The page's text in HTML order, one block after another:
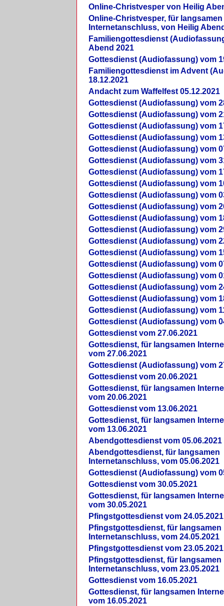
Online-Christvesper von Heilig
Online-Christvesper, für langsamen
Internetanschluss, von Heilig
Familiengottesdienst
Abend 2021
Gottesdienst (Audiofassung) vom
Familiengottesdienst im Advent
18.12.2021
Andacht zum Waffelfest 05.12.2021
Gottesdienst (Audiofassung) vom
Gottesdienst (Audiofassung) vom
Gottesdienst (Audiofassung) vom
Gottesdienst (Audiofassung) vom
Gottesdienst (Audiofassung) vom
Gottesdienst (Audiofassung) vom
Gottesdienst (Audiofassung) vom
Gottesdienst (Audiofassung) vom
Gottesdienst (Audiofassung) vom
Gottesdienst (Audiofassung) vom
Gottesdienst (Audiofassung) vom
Gottesdienst (Audiofassung) vom
Gottesdienst (Audiofassung) vom
Gottesdienst (Audiofassung) vom
Gottesdienst (Audiofassung) vom
Gottesdienst (Audiofassung) vom
Gottesdienst (Audiofassung) vom
Gottesdienst (Audiofassung) vom
Gottesdienst (Audiofassung) vom
Gottesdienst (Audiofassung) vom
Gottesdienst vom 27.06.2021
Gottesdienst, für langsamen
vom 27.06.2021
Gottesdienst (Audiofassung) vom
Gottesdienst vom 20.06.2021
Gottesdienst, für langsamen
vom 20.06.2021
Gottesdienst vom 13.06.2021
Gottesdienst, für langsamen
vom 13.06.2021
Abendgottesdienst vom 05.06.2021
Abendgottesdienst, für langsamen
Internetanschluss, vom 05.06.2021
Gottesdienst (Audiofassung) vom
Gottesdienst vom 30.05.2021
Gottesdienst, für langsamen
vom 30.05.2021
Pfingstgottesdienst vom 24.05.2021
Pfingstgottesdienst, für langsamen
Internetanschluss, vom 24.05.2021
Pfingstgottesdienst vom 23.05.2021
Pfingstgottesdienst, für langsamen
Internetanschluss, vom 23.05.2021
Gottesdienst vom 16.05.2021
Gottesdienst, für langsamen
vom 16.05.2021